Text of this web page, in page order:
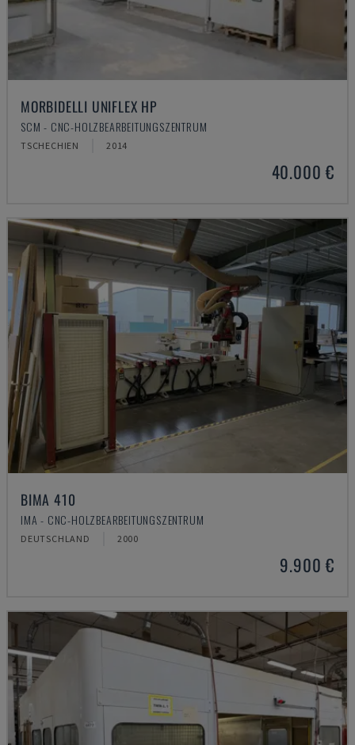
MORBIDELLI UNIFLEX HP
SCM - CNC-HOLZBEARBEITUNGSZENTRUM
TSCHECHIEN 2014
40.000 €
BIMA 410
IMA - CNC-HOLZBEARBEITUNGSZENTRUM
DEUTSCHLAND 2000
9.900 €